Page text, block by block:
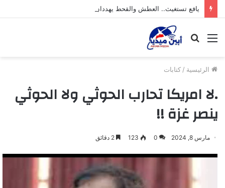
القائمة بحث
الرئيسية / كتابات
.لا امريكا تحارب الحوثي ولا الحوثي
ينصر غزة !!
مارس 8, 2024 0
123